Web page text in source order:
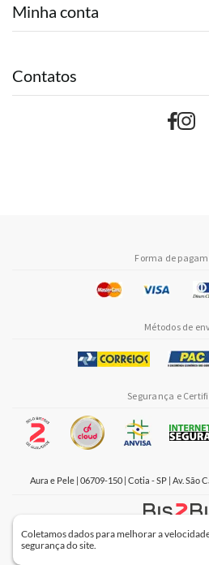
Coletamos dados para melhorar a
segurança do site.
Minha conta
Contatos
Forma de
Métodos de
Segurança e
Aura e Pele | 06709-150 | Cotia - SP | Av. São
Crie sua loja virtualcom a melhor